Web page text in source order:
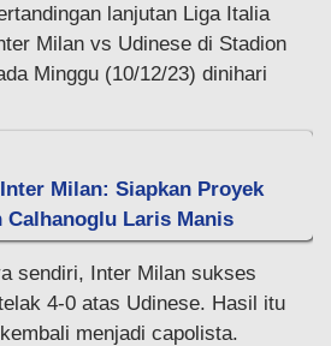
lanjutan Liga Italia
Milan vs Udinese di Stadion
Minggu (10/12/23) dinihari
Milan: Siapkan Proyek
Calhanoglu Laris Manis
sendiri, Inter Milan sukses
4-0 atas Udinese. Hasil itu
menjadi capolista.